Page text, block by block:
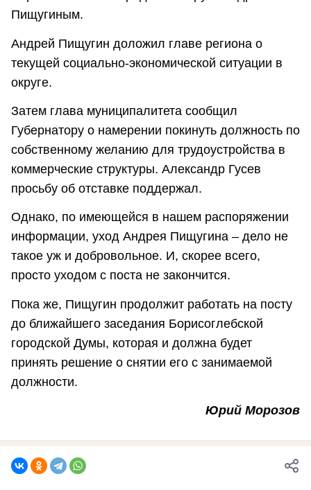
Пищугиным.
Андрей Пищугин доложил главе региона о
текущей социально-экономической ситуации в
округе.
Затем глава муниципалитета сообщил
Губернатору о намерении покинуть должность по
собственному желанию для трудоустройства в
коммерческие структуры. Александр Гусев
просьбу об отставке поддержал.
Однако, по имеющейся в нашем распоряжении
информации, уход Андрея Пищугина – дело не
такое уж и добровольное. И, скорее всего,
просто уходом с поста не закончится.
Пока же, Пищугин продолжит работать на посту
до ближайшего заседания Борисоглебской
городской Думы, которая и должна будет
принять решение о снятии его с занимаемой
должности.
Юрий Морозов